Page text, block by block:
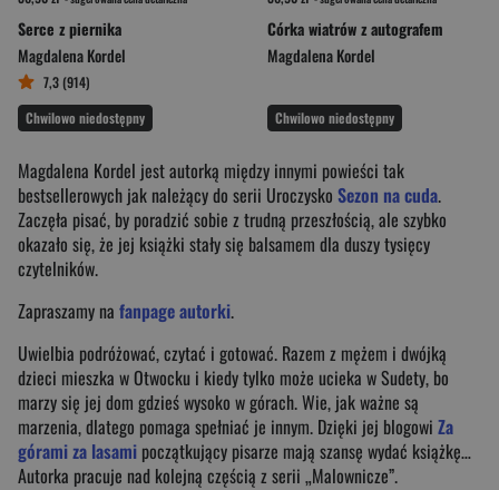
Serce z piernika
Magdalena Kordel
7,3 (914)
Chwilowo niedostępny
Córka wiatrów z autografem
Magdalena Kordel
Chwilowo niedostępny
Magdalena Kordel jest autorką między innymi powieści tak
bestsellerowych jak należący do serii Uroczysko Sezon na cuda.
Zaczęła pisać, by poradzić sobie z trudną przeszłością, ale szybko
okazało się, że jej książki stały się balsamem dla duszy tysięcy
czytelników.
Zapraszamy na fanpage autorki.
Uwielbia podróżować, czytać i gotować. Razem z mężem i dwójką
dzieci mieszka w Otwocku i kiedy tylko może ucieka w Sudety, bo
marzy się jej dom gdzieś wysoko w górach. Wie, jak ważne są
marzenia, dlatego pomaga spełniać je innym. Dzięki jej blogowi Za
górami za lasami początkujący pisarze mają szansę wydać książkę…
Autorka pracuje nad kolejną częścią z serii „Malownicze”.